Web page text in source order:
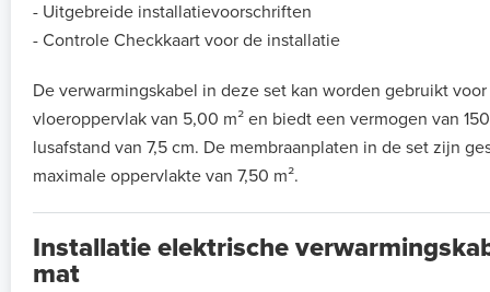
- Uitgebreide installatievoorschriften
- Controle Checkkaart voor de installatie
De verwarmingskabel in deze set kan worden gebruikt
vloeroppervlak van 5,00 m² en biedt een vermogen van
lusafstand van 7,5 cm. De membraanplaten in de set zijn
maximale oppervlakte van 7,50 m².
Installatie elektrische
mat